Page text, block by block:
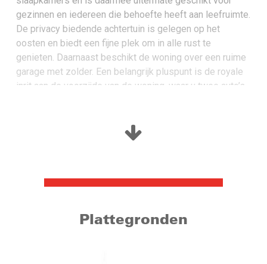
gezinnen en iedereen die behoefte heeft aan leefruimte.
De privacy biedende achtertuin is gelegen op het
oosten en biedt een fijne plek om in alle rust te
genieten. Daarnaast beschikt de woning over een ruime
garage met zolder. Een belangrijk pluspunt is de royale
inrit aan de voorzijde van de woning, waar u twee auto’s
enkel bestemmingsverkeer in een woonwijk met veel
groen, terwijl het gezellige centrum van Goirle en
Cultureel Centrum Jan van Besouw, bibliotheek en het
betreft een zeer divers winkelcentrum door de
aanwezigheid van bekende winkelketens, supermarkten,
Plattegronden